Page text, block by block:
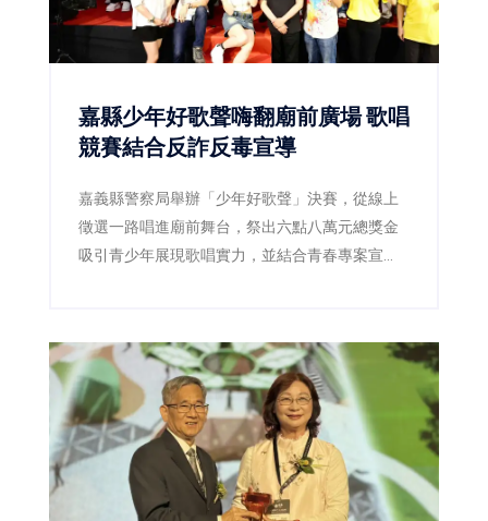
嘉縣少年好歌聲嗨翻廟前廣場 歌唱
競賽結合反詐反毒宣導
嘉義縣警察局舉辦「少年好歌聲」決賽，從線上
徵選一路唱進廟前舞台，祭出六點八萬元總獎金
吸引青少年展現歌唱實力，並結合青春專案宣